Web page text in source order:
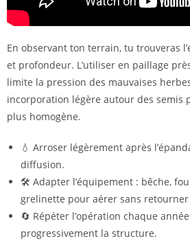
En observant ton terrain, tu trouveras
et profondeur. L’utiliser en paillage
limite la pression des mauvaises
incorporation légère autour des semis
plus homogène.
💧 Arroser légèrement après
diffusion.
🛠 Adapter l’équipement : bêche,
grelinette pour aérer sans retourner
🔄 Répéter l’opération chaque
progressivement la structure.